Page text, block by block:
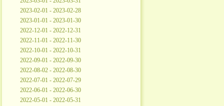
2023-02-01 - 2023-02-28
2023-01-01 - 2023-01-30
2022-12-01 - 2022-12-31
2022-11-01 - 2022-11-30
2022-10-01 - 2022-10-31
2022-09-01 - 2022-09-30
2022-08-02 - 2022-08-30
2022-07-01 - 2022-07-29
2022-06-01 - 2022-06-30
2022-05-01 - 2022-05-31